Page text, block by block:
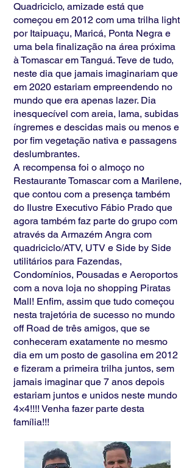
Quadriciclo, amizade está que
começou em 2012 com uma trilha light
por Itaipuaçu, Maricá, Ponta Negra e
uma bela finalização na área próxima
à Tomascar em Tanguá. Teve de tudo,
neste dia que jamais imaginariam que
em 2020 estariam empreendendo no
mundo que era apenas lazer. Dia
inesquecível com areia, lama, subidas
íngremes e descidas mais ou menos e
por fim vegetação nativa e passagens
deslumbrantes.
A recompensa foi o almoço no
Restaurante Tomascar com a Marilene,
que contou com a presença também
do Ilustre Executivo Fábio Prado que
agora também faz parte do grupo com
através da Armazém Angra com
quadriciclo/ATV, UTV e Side by Side
utilitários para Fazendas,
Condomínios, Pousadas e Aeroportos
com a nova loja no shopping Piratas
Mall! Enfim, assim que tudo começou
nesta trajetória de sucesso no mundo
off Road de três amigos, que se
conheceram exatamente no mesmo
dia em um posto de gasolina em 2012
e fizeram a primeira trilha juntos, sem
jamais imaginar que 7 anos depois
estariam juntos e unidos neste mundo
4×4!!!! Venha fazer parte desta
família!!!